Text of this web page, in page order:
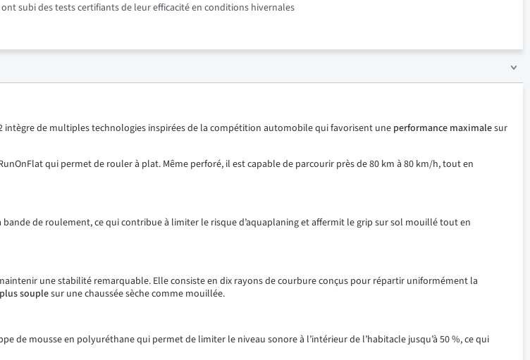
subi des tests certifiants de leur efficacité en conditions hivernales
intègre de multiples technologies inspirées de la compétition automobile qui favorisent une performance maximalesur
qui permet de rouler à plat. Même perforé, il est capable de parcourir près de 80 km à 80 km/h, tout en
de roulement, ce qui contribue à limiter le risque d’aquaplaning et affermit le grip sur sol mouillé tout en
une stabilité remarquable. Elle consiste en dix rayons de courbure conçus pour répartir uniformément la
souplesur une chaussée sèche comme mouillée.
de mousse en polyuréthane qui permet de limiter le niveau sonore à l’intérieur de l’habitacle jusqu’à 50 %, ce qui